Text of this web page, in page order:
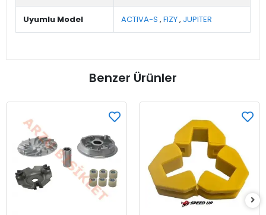
Uyumlu Model ACTIVA-S , FIZY, JUPITER
Benzer Ürünler